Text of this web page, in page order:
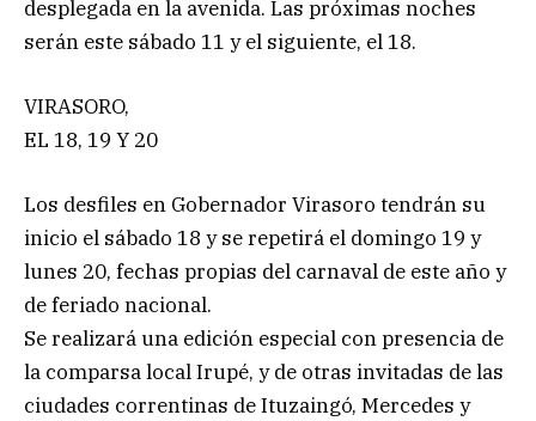
desplegada en la avenida. Las próximas noches
serán este sábado 11 y el siguiente, el 18.
VIRASORO,
EL 18, 19 Y 20
Los desfiles en Gobernador Virasoro tendrán su
inicio el sábado 18 y se repetirá el domingo 19 y
lunes 20, fechas propias del carnaval de este año y
de feriado nacional.
Se realizará una edición especial con presencia de
la comparsa local Irupé, y de otras invitadas de las
ciudades correntinas de Ituzaingó, Mercedes y